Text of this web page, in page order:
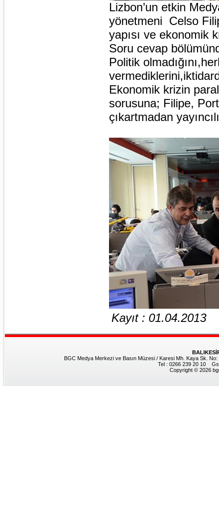
Lizbon’un etkin
yönetmeni Celso
yapısı ve ekonomik
Soru cevap
Politik
Ekonomik krizin
sorusuna; Filipe,
çıkartmadan
Kayıt : 01.04.2013
BGC Medya Merkezi ve Basın Müzesi / Karesi Mh. Kaya Sk.
Tel : 0266 239 20 10
Copyright © 2026